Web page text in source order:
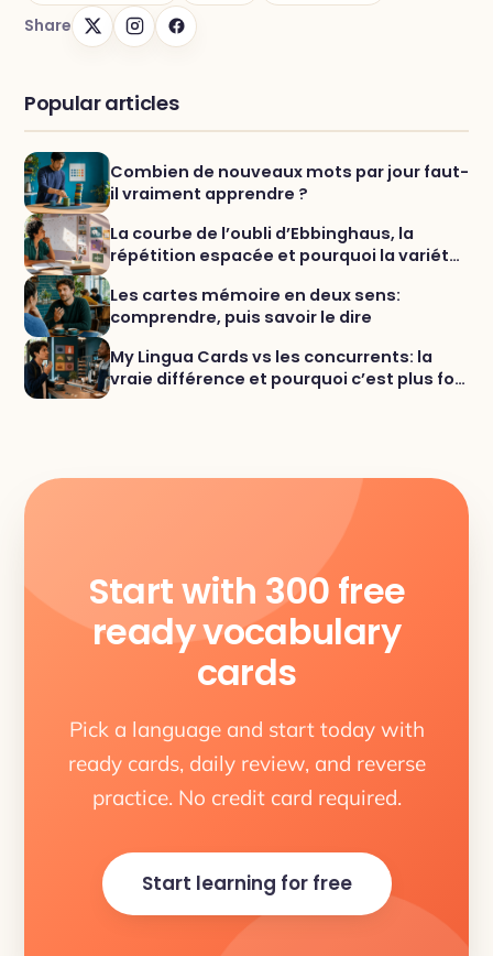
Share
Popular articles
Combien de nouveaux mots par jour faut-
il vraiment apprendre ?
La courbe de l’oubli d’Ebbinghaus, la
répétition espacée et pourquoi la variété
Les cartes mémoire en deux sens:
comprendre, puis savoir le dire
My Lingua Cards vs les concurrents: la
vraie différence et pourquoi c’est plus fort
Start with 300 free
ready vocabulary
cards
Pick a language and start today with
ready cards, daily review, and reverse
practice. No credit card required.
Start learning for free